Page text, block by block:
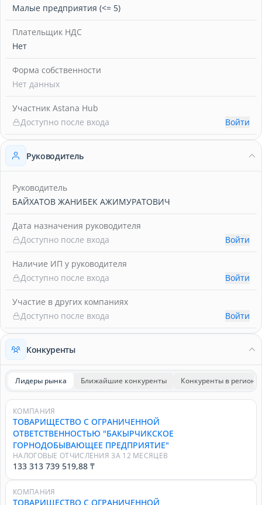
Малые предприятия (<= 5)
Плательщик НДС
Нет
Форма собственности
Нет данных
Участник Astana Hub
Доступно после входа
Войти
Руководитель
Руководитель
БАЙХАТОВ ЖАНИБЕК АЖИМУРАТОВИЧ
Дата назначения руководителя
Доступно после входа
Войти
Наличие ИП у руководителя
Доступно после входа
Войти
Участие в других компаниях
Доступно после входа
Войти
Конкуренты
Лидеры рынка Ближайшие конкуренты Конкуренты в регионе
КОМПАНИЯ
ТОВАРИЩЕСТВО С ОГРАНИЧЕННОЙ
ОТВЕТСТВЕННОСТЬЮ "БАКЫРЧИКСКОЕ
ГОРНОДОБЫВАЮЩЕЕ ПРЕДПРИЯТИЕ"
НАЛОГОВЫЕ ОТЧИСЛЕНИЯ ЗА 12 МЕСЯЦЕВ
133 313 739 519,88 ₸
КОМПАНИЯ
ТОВАРИЩЕСТВО С ОГРАНИЧЕННОЙ